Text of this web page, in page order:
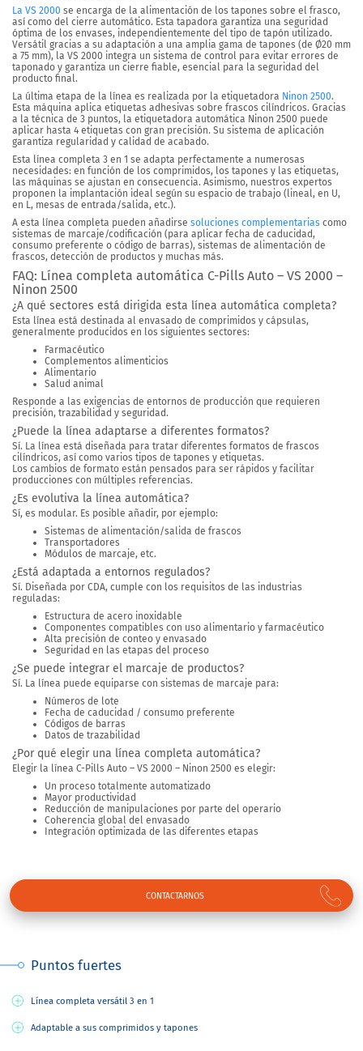
La VS 2000 se encarga de la alimentación de los tapones sobre el frasco,
así como del cierre automático. Esta tapadora garantiza una seguridad
óptima de los envases, independientemente del tipo de tapón utilizado.
Versátil gracias a su adaptación a una amplia gama de tapones (de Ø20 mm
a 75 mm), la VS 2000 integra un sistema de control para evitar errores de
taponado y garantiza un cierre fiable, esencial para la seguridad del
producto final.
La última etapa de la línea es realizada por la etiquetadora Ninon 2500.
Esta máquina aplica etiquetas adhesivas sobre frascos cilíndricos. Gracias
a la técnica de 3 puntos, la etiquetadora automática Ninon 2500 puede
aplicar hasta 4 etiquetas con gran precisión. Su sistema de aplicación
garantiza regularidad y calidad de acabado.
Esta línea completa 3 en 1 se adapta perfectamente a numerosas
necesidades: en función de los comprimidos, los tapones y las etiquetas,
las máquinas se ajustan en consecuencia. Asimismo, nuestros expertos
proponen la implantación ideal según su espacio de trabajo (lineal, en U,
en L, mesas de entrada/salida, etc.).
A esta línea completa pueden añadirse soluciones complementarias como
sistemas de marcaje/codificación (para aplicar fecha de caducidad,
consumo preferente o código de barras), sistemas de alimentación de
frascos, detección de productos y muchas más.
FAQ: Línea completa automática C-Pills Auto – VS 2000 –
Ninon 2500
¿A qué sectores está dirigida esta línea automática completa?
Esta línea está destinada al envasado de comprimidos y cápsulas,
generalmente producidos en los siguientes sectores:
Farmacéutico
Complementos alimenticios
Alimentario
Salud animal
Responde a las exigencias de entornos de producción que requieren
precisión, trazabilidad y seguridad.
¿Puede la línea adaptarse a diferentes formatos?
Sí. La línea está diseñada para tratar diferentes formatos de frascos
cilíndricos, así como varios tipos de tapones y etiquetas.
Los cambios de formato están pensados para ser rápidos y facilitar
producciones con múltiples referencias.
¿Es evolutiva la línea automática?
Sí, es modular. Es posible añadir, por ejemplo:
Sistemas de alimentación/salida de frascos
Transportadores
Módulos de marcaje, etc.
¿Está adaptada a entornos regulados?
Sí. Diseñada por CDA, cumple con los requisitos de las industrias
reguladas:
Estructura de acero inoxidable
Componentes compatibles con uso alimentario y farmacéutico
Alta precisión de conteo y envasado
Seguridad en las etapas del proceso
¿Se puede integrar el marcaje de productos?
Sí. La línea puede equiparse con sistemas de marcaje para:
Números de lote
Fecha de caducidad / consumo preferente
Códigos de barras
Datos de trazabilidad
¿Por qué elegir una línea completa automática?
Elegir la línea C-Pills Auto – VS 2000 – Ninon 2500 es elegir:
Un proceso totalmente automatizado
Mayor productividad
Reducción de manipulaciones por parte del operario
Coherencia global del envasado
Integración optimizada de las diferentes etapas
CONTACTARNOS
Puntos fuertes
Línea completa versátil 3 en 1
Adaptable a sus comprimidos y tapones